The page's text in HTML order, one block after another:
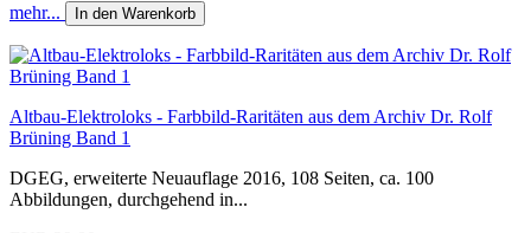
mehr... In den Warenkorb
Altbau-Elektroloks - Farbbild-Raritäten aus dem Archiv Dr. Rolf
Brüning Band 1
DGEG, erweiterte Neuauflage 2016, 108 Seiten, ca. 100
Abbildungen, durchgehend in...